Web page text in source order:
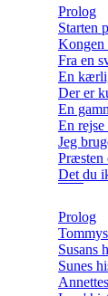
Prolog
Starten
Kongen
Fra en
En
Der er
En
En
Jeg
Præsten
Det du
Prolog
Susans
Sunes